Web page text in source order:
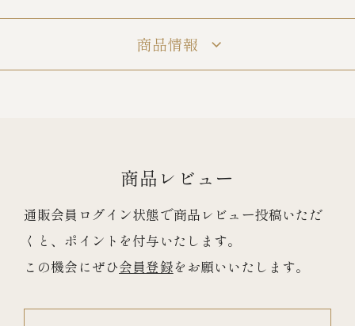
商品情報
商品レビュー
通販会員ログイン状態で商品レビュー投稿いただ
くと、ポイントを付与いたします。
この機会にぜひ会員登録をお願いいたします。